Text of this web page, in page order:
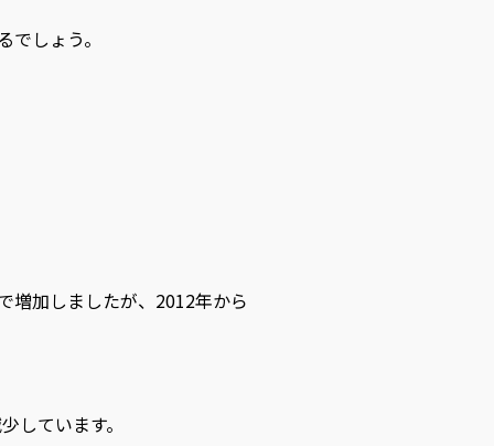
しょう。
増加しましたが、2012年から
しています。